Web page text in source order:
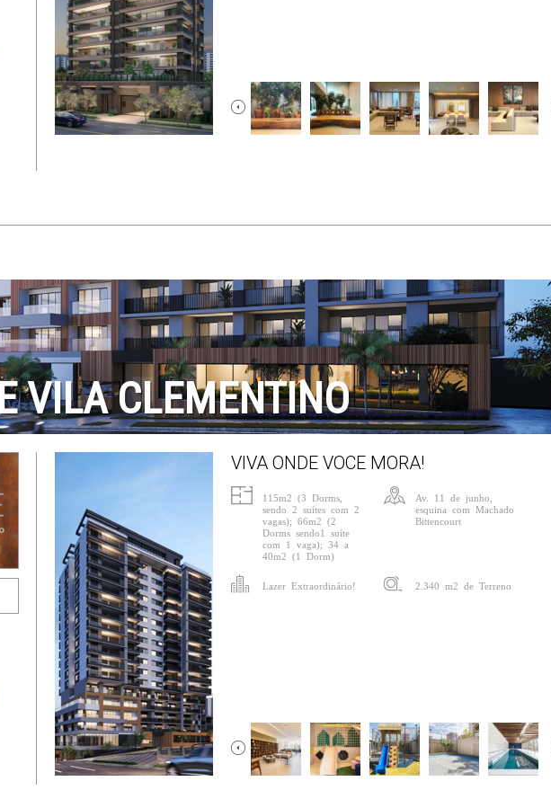
VILA CLEMENTINO
VIVA ONDE VOCE MORA!
115m2 (3 Dorms,
sendo 2 suítes com 2
vagas); 66m2 (2
Dorms sendo1 suíte
com 1 vaga); 34 a
40m2 (1 Dorm)
Av. 11 de junho,
esquina com Machado
Bittencourt
Lazer Extraordinário! 2.340 m2 de Terreno